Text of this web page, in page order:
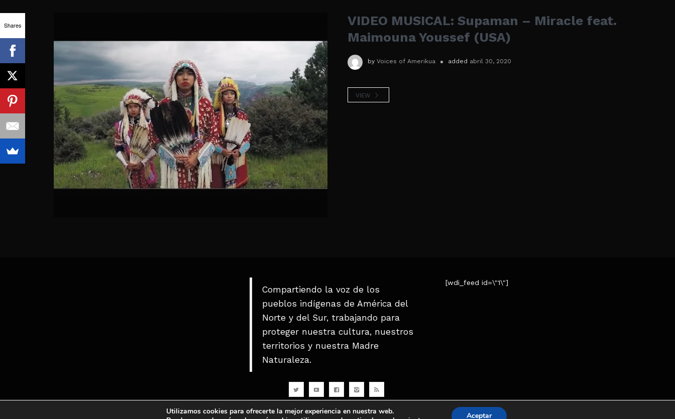
VIDEO MUSICAL: Supaman – Miracle feat.
Maimouna Youssef (USA)
by Voices of Amerikua added abril 30, 2020
VIEW
Compartiendo la voz de los
pueblos indígenas de América del
Norte y del Sur, trabajando para
proteger nuestra cultura, nuestros
territorios y nuestra Madre
Naturaleza.
[wdi_feed id=\"1\"]
Utilizamos cookies para ofrecerte la mejor experiencia en nuestra web.
Aceptar
Shares